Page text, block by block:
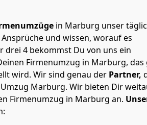
in Marburg unser
und wissen, worauf es
4 bekommst Du von uns ein
Firmenumzug in Marburg, das
wird. Wir sind genau der Partner,
Marburg. Wir bieten Dir
Firmenumzug in Marburg an.